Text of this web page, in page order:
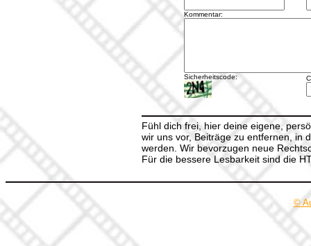
Kommentar:
Sicherheitscode:
Fühl dich frei, hier deine eigene,
wir uns vor, Beiträge zu entfernen, in
werden. Wir bevorzugen neue
Für die bessere Lesbarkeit sind die
©